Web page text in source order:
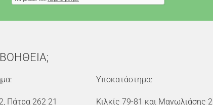
Πάτρα 262 21
Υποκατάστημα:
Κιλκίς 79-81 και Μανωλιάσης 2